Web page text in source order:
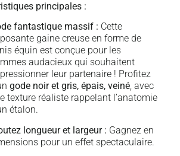
principales :
fantastique massif : Cette
gaine creuse en forme de
équin est conçue pour les
audacieux qui souhaitent
leur partenaire ! Profitez
gode noir et gris, épais, veiné, avec
texture réaliste rappelant l’anatomie
étalon.
longueur et largeur : Gagnez en
pour un effet spectaculaire.